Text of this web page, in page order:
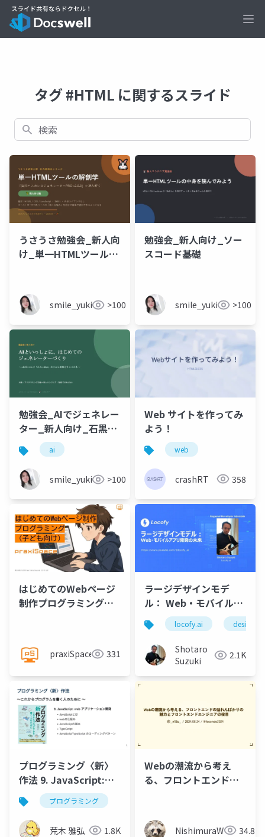
タグ #HTML に関するスライド
検索
うさうさ勉強会_新人向
け_単一HTMLツール入
smile_yukiko_it>100
勉強会_新人向け_ソー
スコード基礎
smile_yukiko_it>100
勉強会_AIでジェネレー
ター_新人向け_石黒友
季子_20260524
ai
smile_yukiko_it>100
Web サイトを作ってみ
よう！
web
crashRT 358
はじめてのWebページ
制作プログラミング
praxiSpace 331
ラージデザインモデ
ル： Web・モバイルア
プリ開発の未来 on
Vibe Coding Catfe
locofy.ai
Shotaro
Suzuki
2.1K
プログラミング〈新〉
作法 9. JavaScript:
web アプリケーション
開発
プログラミング
荒木 雅弘 1.8K
Webの潮流から考え
る、フロントエンドの
ニアの役目
NishimuraWataru34.8K